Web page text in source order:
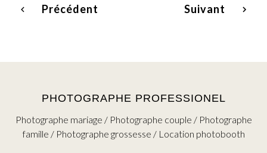
Précédent Suivant
PHOTOGRAPHE PROFESSIONEL
Photographe mariage / Photographe couple / Photographe
famille / Photographe grossesse / Location photobooth